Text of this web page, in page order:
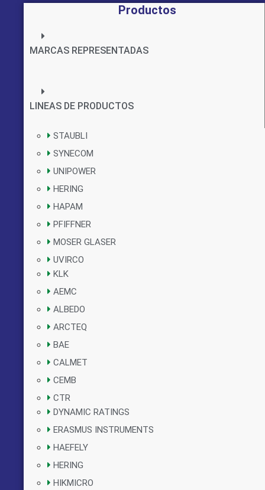
Productos
MARCAS REPRESENTADAS
LINEAS DE PRODUCTOS
STAUBLI
SYNECOM
UNIPOWER
HERING
HAPAM
PFIFFNER
MOSER GLASER
UVIRCO
KLK
AEMC
ALBEDO
ARCTEQ
BAE
CALMET
CEMB
CTR
DYNAMIC RATINGS
ERASMUS INSTRUMENTS
HAEFELY
HERING
HIKMICRO